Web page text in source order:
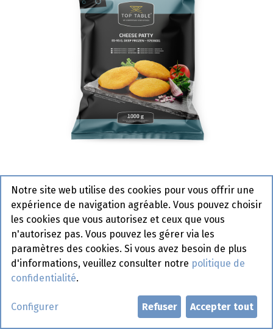
97936001 Cheese Patty Top
Table 85-95gr 1 Kg
Actif
Demander un compte
Notre site web utilise des cookies pour vous offrir une
expérience de navigation agréable. Vous pouvez choisir
les cookies que vous autorisez et ceux que vous
n'autorisez pas. Vous pouvez les gérer via les
paramètres des cookies. Si vous avez besoin de plus
d'informations, veuillez consulter notre politique de
confidentialité.
Configurer Refuser Accepter tout